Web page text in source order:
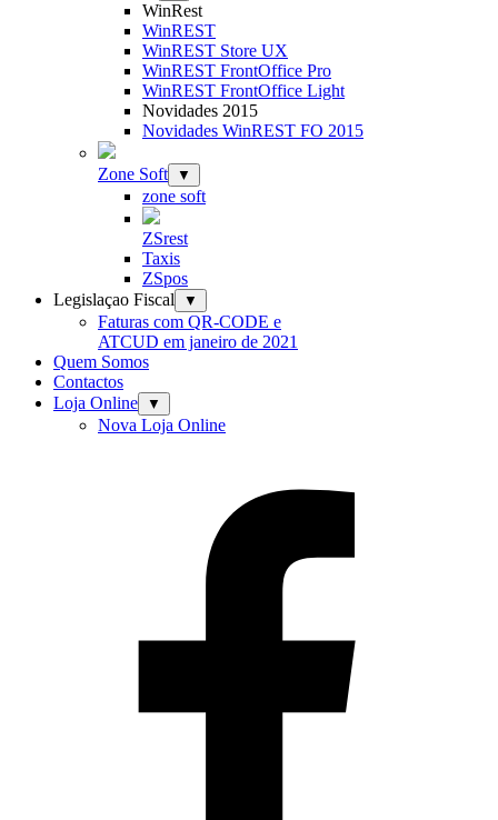
WinRest
WinREST
WinREST Store UX
WinREST FrontOffice Pro
WinREST FrontOffice Light
Novidades 2015
Novidades WinREST FO 2015
Zone Soft ▼
zone soft
ZSrest
Taxis
ZSpos
Legislaçao Fiscal
▼
Faturas com QR-CODE e
ATCUD em janeiro de 2021
Quem Somos
Contactos
Loja Online
▼
Nova Loja Online